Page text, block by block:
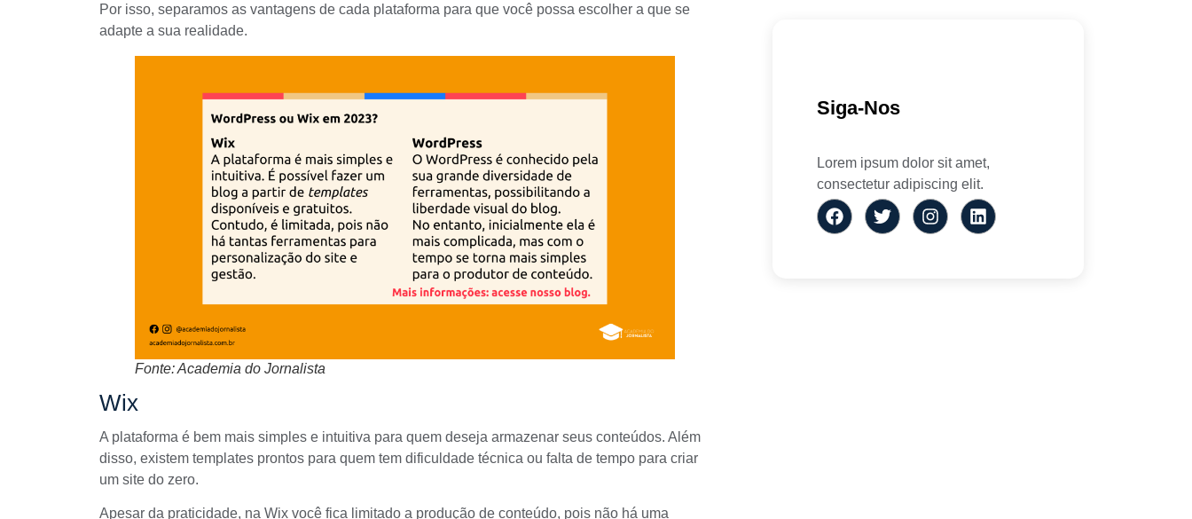
Por isso, separamos as vantagens de cada plataforma para que você possa escolher a que se
adapte a sua realidade.
Fonte: Academia do Jornalista
Wix
A plataforma é bem mais simples e intuitiva para quem deseja armazenar seus conteúdos. Além
disso, existem templates prontos para quem tem dificuldade técnica ou falta de tempo para criar
um site do zero.
Apesar da praticidade, na Wix você fica limitado a produção de conteúdo, pois não há uma
Siga-Nos
Lorem ipsum dolor sit amet,
consectetur adipiscing elit.